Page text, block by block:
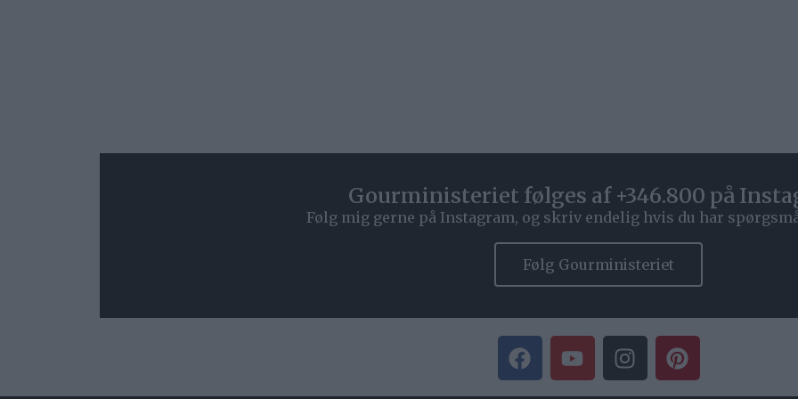
Gourministeriet følges af +346.800 på
Følg mig gerne på Instagram, og skriv endelig hvis du har
Følg Gourministeriet